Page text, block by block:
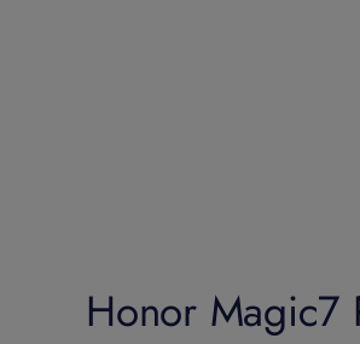
Honor Magic7